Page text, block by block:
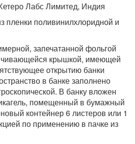
Лабс Лимитед, Индия
пленки поливинилхлоридной и
запечатанной фольгой
крышкой, имеющей
открытию банки
в банке заполнено
В банку вложен
помещенный в бумажный
контейнер 6 листеров или 1
по применению в пачке из